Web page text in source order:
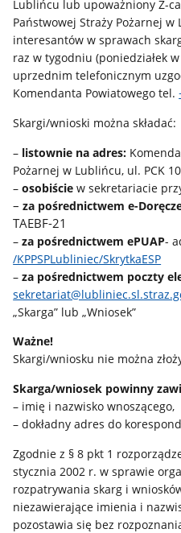
Lublińcu lub upoważniony Z-
Państwowej Straży Pożarnej
interesantów w sprawach
raz w tygodniu (poniedziałek
uprzednim telefonicznym
Komendanta Powiatowego tel.
Skargi/wnioski można składać:
– listownie na adres:
Pożarnej w Lublińcu, ul. PCK
–osobiście w sekretariacie
–za pośrednictwem e-
TAEBF-21
–za pośrednictwem ePUAP-
/KPPSPLubliniec/SkrytkaESP
–za pośrednictwem poczty
„Skarga” lub „Wniosek”
Ważne!
Skargi/wniosku nie można
Skarga/wniosek powinny
– imię i nazwisko wnoszącego,
– dokładny adres do
Zgodnie z § 8 pkt 1
stycznia 2002 r. w sprawie
rozpatrywania skarg i
niezawierające imienia i
pozostawia się bez